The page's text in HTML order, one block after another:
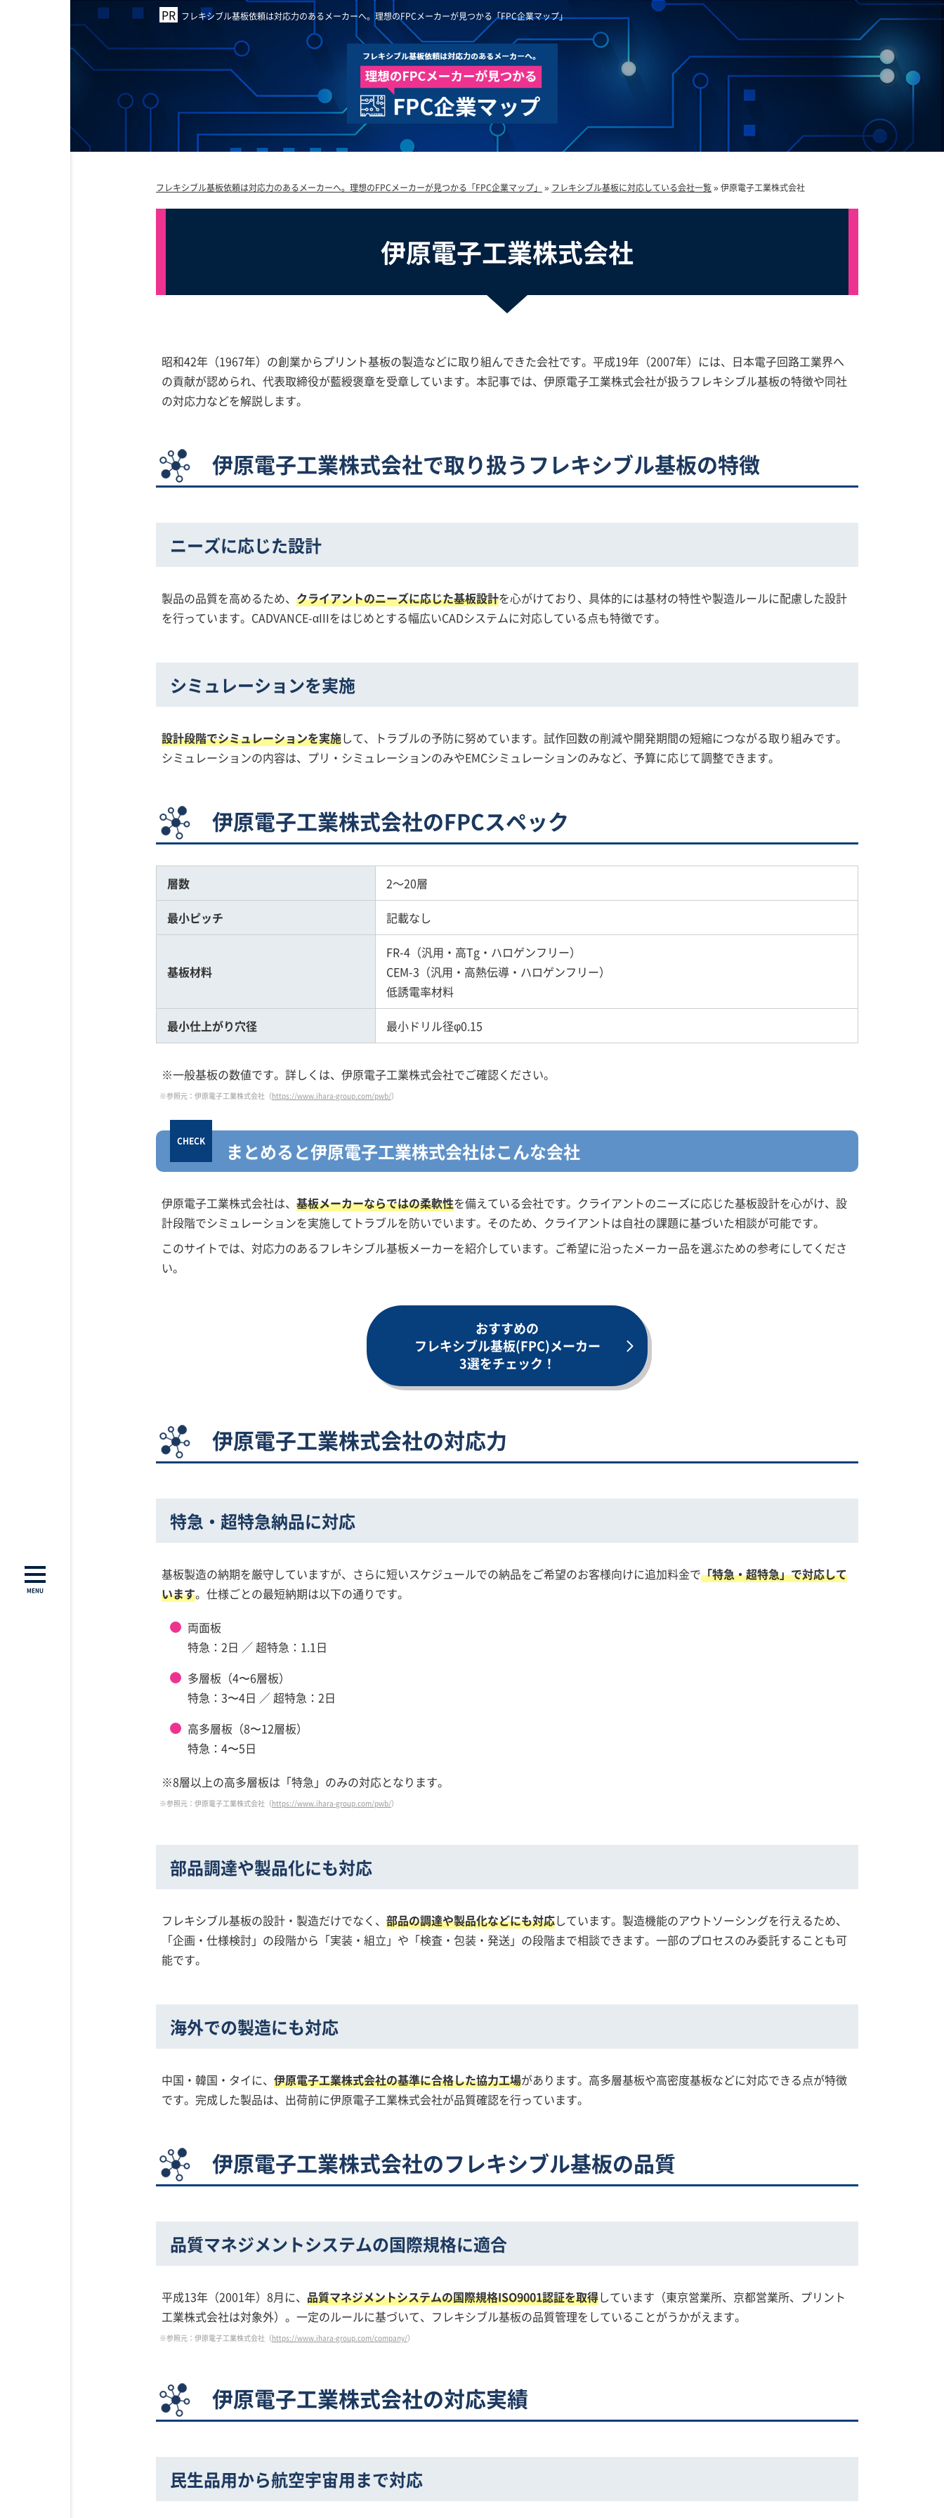
フレキシブル基板依頼は対応力のあるメーカーへ。理想のFPCメーカーが見つかる「FPC企業マップ」
MENU
フレキシブル基板依頼は対応力のあるメーカーへ。理想のFPCメーカーが見つかる「FPC企業マップ」 » フレキシブル基板に対応している会社一覧»伊原電子工業株式会社
伊原電子工業株式会社
昭和42年（1967年）の創業からプリント基板の製造などに取り組んできた会社です。平成19年（2007年）には、日本電子回路工業界へ
の貢献が認められ、代表取締役が藍綬褒章を受章しています。本記事では、伊原電子工業株式会社が扱うフレキシブル基板の特徴や同社
の対応力などを解説します。
伊原電子工業株式会社で取り扱うフレキシブル基板の特徴
ニーズに応じた設計
製品の品質を高めるため、 クライアントのニーズに応じた基板設計を心がけており、具体的には基材の特性や製造ルールに配慮した設計
を行っています。CADVANCE-αIIIをはじめとする幅広いCADシステムに対応している点も特徴です。
シミュレーションを実施
設計段階でシミュレーションを実施して、トラブルの予防に努めています。試作回数の削減や開発期間の短縮につながる取り組みです。
シミュレーションの内容は、プリ・シミュレーションのみやEMCシミュレーションのみなど、予算に応じて調整できます。
伊原電子工業株式会社のFPCスペック
層数 2～20層
最小ピッチ 記載なし
基板材料
FR-4（汎用・高Tg・ハロゲンフリー）
CEM-3（汎用・高熱伝導・ハロゲンフリー）
低誘電率材料
最小仕上がり穴径 最小ドリル径φ0.15
※一般基板の数値です。詳しくは、伊原電子工業株式会社でご確認ください。
※参照元：伊原電子工業株式会社（https://www.ihara-group.com/pwb/）
まとめると伊原電子工業株式会社はこんな会社
伊原電子工業株式会社は、 基板メーカーならではの柔軟性を備えている会社です。クライアントのニーズに応じた基板設計を心がけ、設
計段階でシミュレーションを実施してトラブルを防いでいます。そのため、クライアントは自社の課題に基づいた相談が可能です。
このサイトでは、対応力のあるフレキシブル基板メーカーを紹介しています。ご希望に沿ったメーカー品を選ぶための参考にしてくださ
い。
おすすめの
フレキシブル基板(FPC)メーカー
3選をチェック！
伊原電子工業株式会社の対応力
特急・超特急納品に対応
基板製造の納期を厳守していますが、さらに短いスケジュールでの納品をご希望のお客様向けに追加料金で「特急・超特急」で対応して
います。仕様ごとの最短納期は以下の通りです。
両面板
特急：2日 ／ 超特急：1.1日
多層板（4〜6層板）
特急：3〜4日 ／ 超特急：2日
高多層板（8〜12層板）
特急：4〜5日
※8層以上の高多層板は「特急」のみの対応となります。
※参照元：伊原電子工業株式会社（https://www.ihara-group.com/pwb/）
部品調達や製品化にも対応
フレキシブル基板の設計・製造だけでなく、 部品の調達や製品化などにも対応しています。製造機能のアウトソーシングを行えるため、
「企画・仕様検討」の段階から「実装・組立」や「検査・包装・発送」の段階まで相談できます。一部のプロセスのみ委託することも可
能です。
海外での製造にも対応
中国・韓国・タイに、 伊原電子工業株式会社の基準に合格した協力工場があります。高多層基板や高密度基板などに対応できる点が特徴
です。完成した製品は、出荷前に伊原電子工業株式会社が品質確認を行っています。
伊原電子工業株式会社のフレキシブル基板の品質
品質マネジメントシステムの国際規格に適合
平成13年（2001年）8月に、 品質マネジメントシステムの国際規格ISO9001認証を取得しています（東京営業所、京都営業所、プリント
工業株式会社は対象外）。一定のルールに基づいて、フレキシブル基板の品質管理をしていることがうかがえます。
※参照元：伊原電子工業株式会社（https://www.ihara-group.com/company/）
伊原電子工業株式会社の対応実績
民生品用から航空宇宙用まで対応